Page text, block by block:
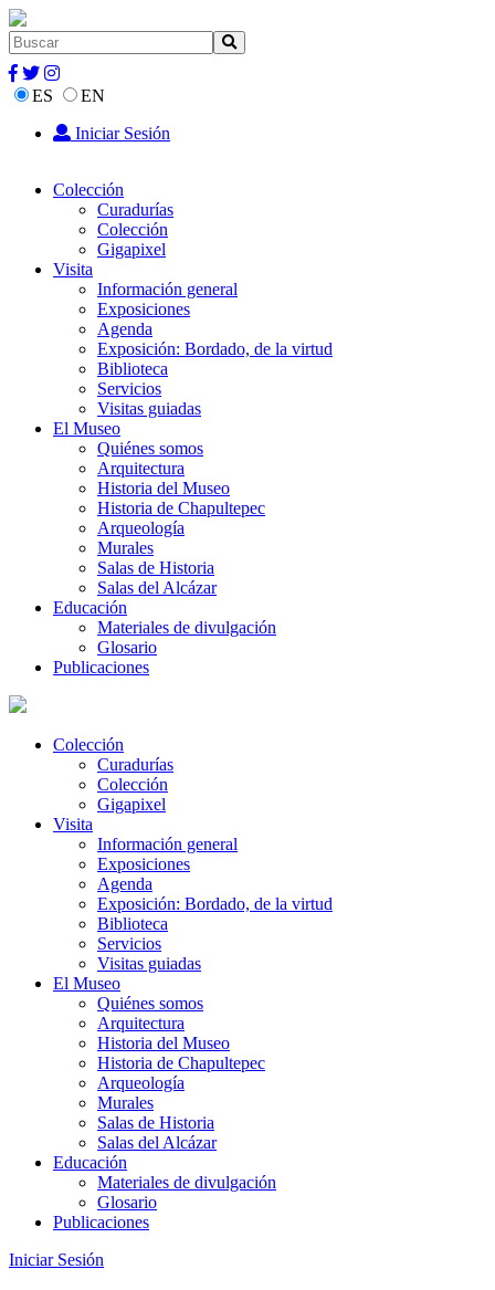
ES
EN
Iniciar Sesión
Colección
Curadurías
Colección
Gigapixel
Visita
Información general
Exposiciones
Agenda
Exposición: Bordado, de la virtud
Biblioteca
Servicios
Visitas guiadas
El Museo
Quiénes somos
Arquitectura
Historia del Museo
Historia de Chapultepec
Arqueología
Murales
Salas de Historia
Salas del Alcázar
Educación
Materiales de divulgación
Glosario
Publicaciones
Colección
Curadurías
Colección
Gigapixel
Visita
Información general
Exposiciones
Agenda
Exposición: Bordado, de la virtud
Biblioteca
Servicios
Visitas guiadas
El Museo
Quiénes somos
Arquitectura
Historia del Museo
Historia de Chapultepec
Arqueología
Murales
Salas de Historia
Salas del Alcázar
Educación
Materiales de divulgación
Glosario
Publicaciones
Iniciar Sesión